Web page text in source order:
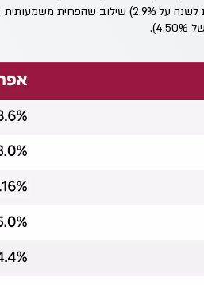
האינפלציה עוד יותר (זאת לשנה על